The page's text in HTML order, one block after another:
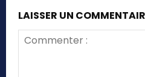
LAISSER UN